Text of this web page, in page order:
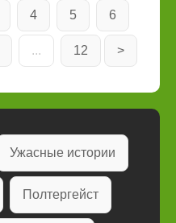
4 5 6
... 12 >
Ужасные истории
Полтергейст